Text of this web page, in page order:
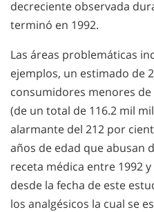
decreciente observada
terminó en 1992.
Las áreas problemáticas
ejemplos, un estimado de
consumidores menores
(de un total de 116.2 mil
alarmante del 212 por
años de edad que abusan
receta médica entre 1992
desde la fecha de este
los analgésicos la cual se